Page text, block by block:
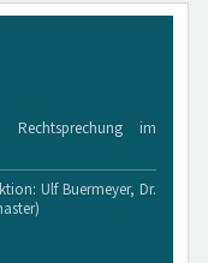
Rechtsprechung im
Ulf Buermeyer, Dr.